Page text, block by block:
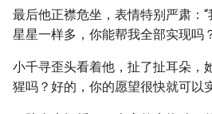
最后他正襟危坐，表情特别严肃：
星星一样多，你能帮我全部实现吗
小千寻歪头看着他，扯了扯耳朵，
猩吗？好的，你的愿望很快就可以